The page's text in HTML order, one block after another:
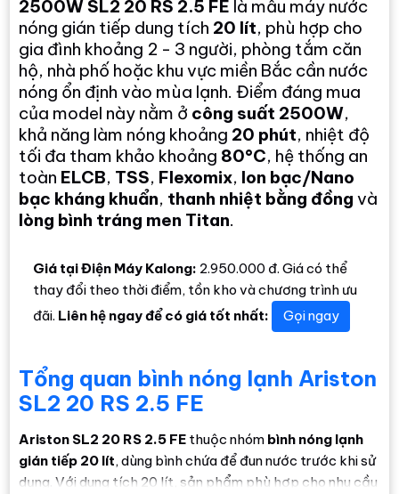
2500W SL2 20 RS 2.5 FE là mẫu máy nước
nóng gián tiếp dung tích 20 lít, phù hợp cho
gia đình khoảng 2 - 3 người, phòng tắm căn
hộ, nhà phố hoặc khu vực miền Bắc cần nước
nóng ổn định vào mùa lạnh. Điểm đáng mua
của model này nằm ở công suất 2500W,
khả năng làm nóng khoảng 20 phút, nhiệt độ
tối đa tham khảo khoảng 80°C, hệ thống an
toàn ELCB, TSS, Flexomix, Ion bạc/Nano
bạc kháng khuẩn, thanh nhiệt bằng đồng và
lòng bình tráng men Titan.
Giá tại Điện Máy Kalong: 2.950.000 đ. Giá có thể
thay đổi theo thời điểm, tồn kho và chương trình ưu
đãi. Liên hệ ngay để có giá tốt nhất: Gọi ngay
Tổng quan bình nóng lạnh Ariston
SL2 20 RS 2.5 FE
Ariston SL2 20 RS 2.5 FE thuộc nhóm bình nóng lạnh
gián tiếp 20 lít, dùng bình chứa để đun nước trước khi sử
dụng. Với dung tích 20 lít, sản phẩm phù hợp cho nhu cầu